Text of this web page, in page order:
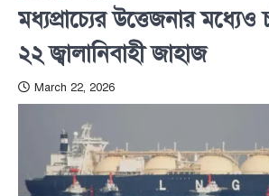
মধ্যপ্রাচ্যের উত্তেজনার মধ্যেও
২২ জ্বালানিবাহী জাহাজ
March 22, 2026